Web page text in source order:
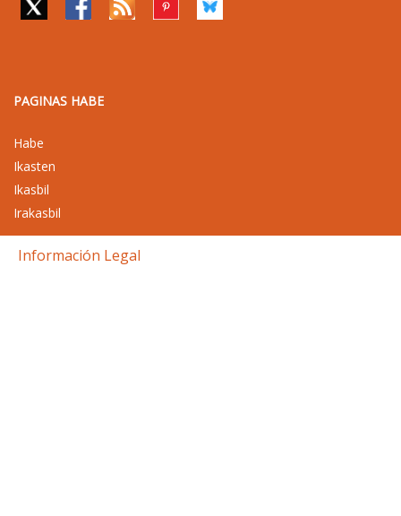
PAGINAS HABE
Habe
Ikasten
Ikasbil
Irakasbil
Información Legal